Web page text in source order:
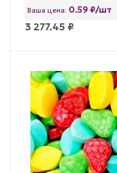
Ваша цена: 0.59 ₽/шт
3 277.45 ₽